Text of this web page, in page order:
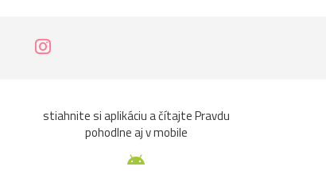
stiahnite si aplikáciu a čítajte Pravdu
pohodlne aj v mobile